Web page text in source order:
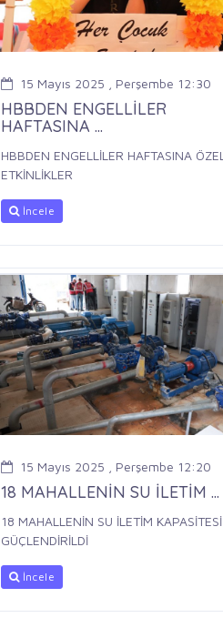
15 Mayıs 2025 , Perşembe 12:30
HBBDEN ENGELLİLER
HAFTASINA ...
HBBDEN ENGELLİLER HAFTASINA ÖZEL
ETKİNLİKLER
İncele
15 Mayıs 2025 , Perşembe 12:20
18 MAHALLENİN SU İLETİM ...
18 MAHALLENİN SU İLETİM KAPASİTESİ
GÜÇLENDİRİLDİ
İncele